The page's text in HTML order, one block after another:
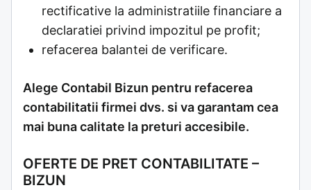
rectificative la administratiile financiare a
declaratiei privind impozitul pe profit;
refacerea balantei de verificare.
Alege Contabil Bizun pentru refacerea
contabilitatii firmei dvs. si va garantam cea
mai buna calitate la preturi accesibile.
OFERTE DE PRET CONTABILITATE –
BIZUN